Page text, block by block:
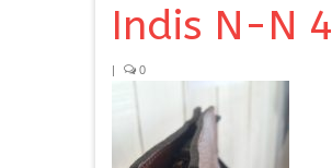
Indis N-N 4
| 0